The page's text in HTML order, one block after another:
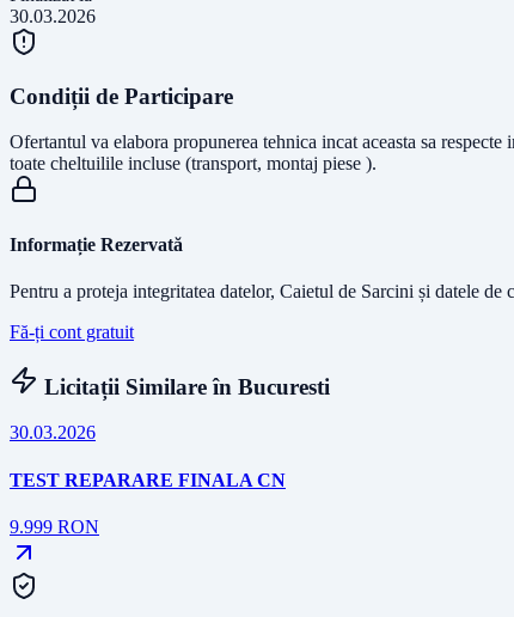
30.03.2026
Condiții de Participare
Ofertantul va elabora propunerea tehnica incat aceasta sa
toate cheltuilile incluse (transport, montaj piese ).
Informație Rezervată
Pentru a proteja integritatea datelor, Caietul de Sarcini și datele
Fă-ți cont gratuit
Licitații Similare în Bucuresti
30.03.2026
TEST REPARARE FINALA CN
9.999 RON